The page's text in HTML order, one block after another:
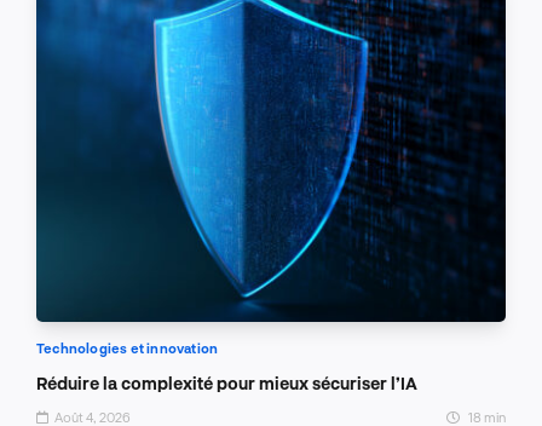
Technologies et innovation
Réduire la complexité pour mieux sécuriser l’IA
Août 4, 2026 18 min